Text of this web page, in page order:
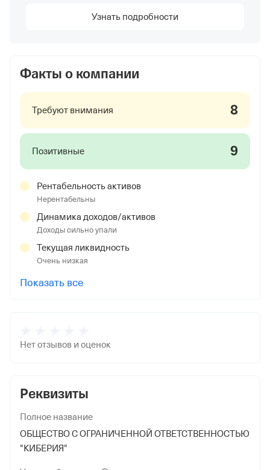
Реквизиты
Полное название
ОБЩЕСТВО С ОГРАНИЧЕННОЙ ОТВЕТСТВЕННОСТЬЮ
"КИБЕРИЯ"
Узнать подробности
Факты о компании
Требуют внимания 8
Позитивные 9
Рентабельность активов
Нерентабельны
Динамика доходов/активов
Доходы сильно упали
Текущая ликвидность
Очень низкая
Показать все
Нет отзывов и оценок